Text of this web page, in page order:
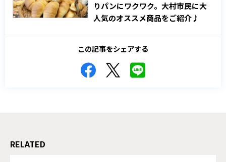
りパンにワクワク。大村市民に大
人気のオススメ商品をご紹介♪
この記事をシェアする
RELATED